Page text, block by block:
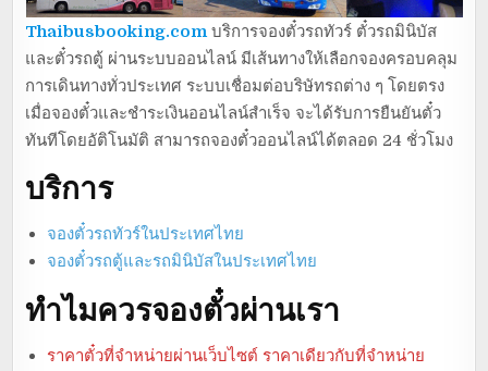
Thaibusbooking.com บริการจองตั๋วรถทัวร์ ตั๋วรถมินิบัส
และตั๋วรถตู้ ผ่านระบบออนไลน์ มีเส้นทางให้เลือกจองครอบคลุม
การเดินทางทั่วประเทศ ระบบเชื่อมต่อบริษัทรถต่าง ๆ โดยตรง
เมื่อจองตั๋วและชำระเงินออนไลน์สำเร็จ จะได้รับการยืนยันตั๋ว
ทันทีโดยอัติโนมัติ สามารถจองตั๋วออนไลน์ได้ตลอด 24 ชั่วโมง
บริการ
จองตั๋วรถทัวร์ในประเทศไทย
จองตั๋วรถตู้และรถมินิบัสในประเทศไทย
ทำไมควรจองตั๋วผ่านเรา
ราคาตั๋วที่จำหน่ายผ่านเว็บไซต์ ราคาเดียวกับที่จำหน่าย